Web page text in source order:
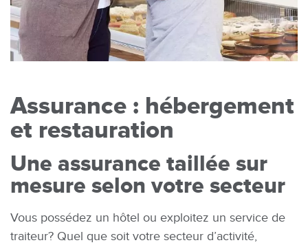
Assurance : hébergement
et restauration
Une assurance taillée sur
mesure selon votre secteur
Vous possédez un hôtel ou exploitez un service de
traiteur? Quel que soit votre secteur d’activité,